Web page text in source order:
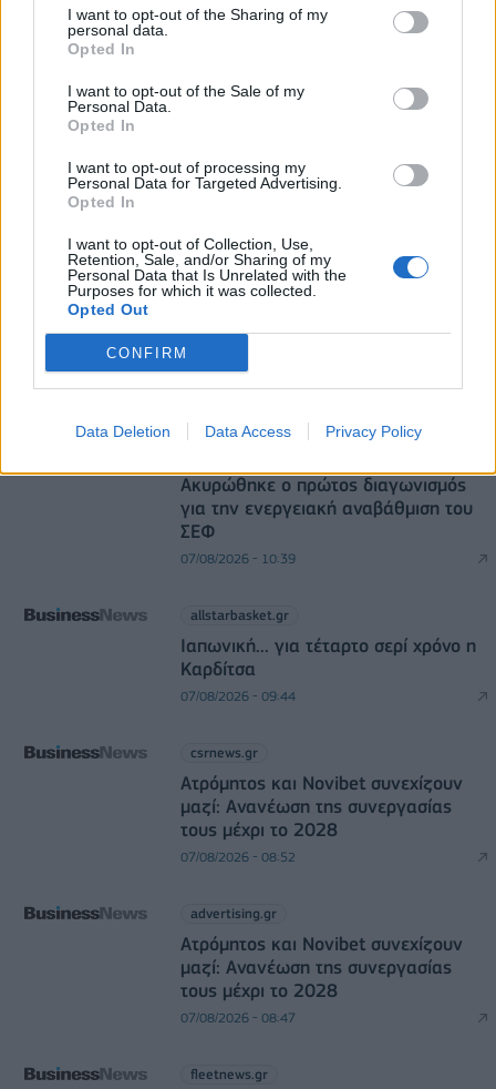
I want to opt-out of the Sharing of my
personal data.
Opted In
I want to opt-out of the Sale of my
Personal Data.
Opted In
I want to opt-out of processing my
Personal Data for Targeted Advertising.
Opted In
I want to opt-out of Collection, Use,
Retention, Sale, and/or Sharing of my
Personal Data that Is Unrelated with the
Purposes for which it was collected.
Opted Out
CONFIRM
Data Deletion Data Access Privacy Policy
ΥΠΑΑΤ: Αποζημιώσεις 38,1 εκατ. ευρώ σε
κτηνοτρόφους για ευλογιά, πανώλη και αφθώδη
06/08/2026 - 15:33 ΟΙΚΟΝΟΜΙΑ
στην ανάπτυξη - Μεγαλύτερη πρόκληση η
προσέλκυση πελατών
Ακυρώθηκε ο πρώτος διαγωνισμός
για την ενεργειακή αναβάθμιση του
ΣΕΦ
07/08/2026 - 10:39
allstarbasket.gr
Ιαπωνική... για τέταρτο σερί χρόνο η
Καρδίτσα
07/08/2026 - 09:44
csrnews.gr
Ατρόμητος και Novibet συνεχίζουν
μαζί: Ανανέωση της συνεργασίας
τους μέχρι το 2028
07/08/2026 - 08:52
advertising.gr
Ατρόμητος και Novibet συνεχίζουν
μαζί: Ανανέωση της συνεργασίας
τους μέχρι το 2028
07/08/2026 - 08:47
fleetnews.gr